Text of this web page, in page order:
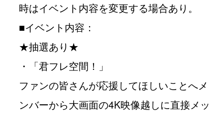
時はイベント内容を変更する場合あり。
■イベント内容：
★抽選あり★
・「君フレ空間！」
ファンの皆さんが応援してほしいことへメ
ンバーから大画面の4K映像越しに直接メッ